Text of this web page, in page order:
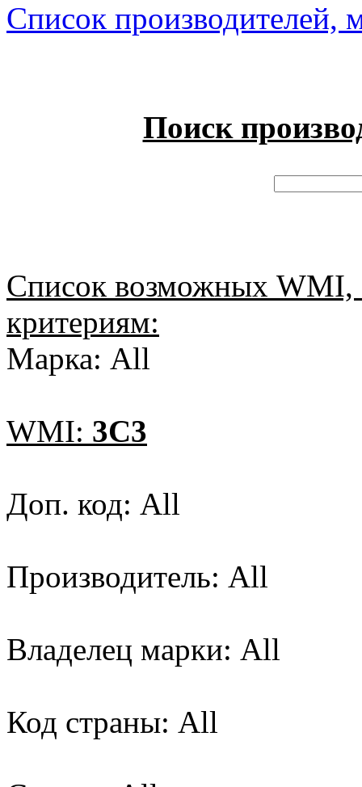
Список производителей,
Поиск
Список возможных
критериям:
Марка: All
WMI: 3C3
Доп. код: All
Производитель: All
Владелец марки: All
Код страны: All